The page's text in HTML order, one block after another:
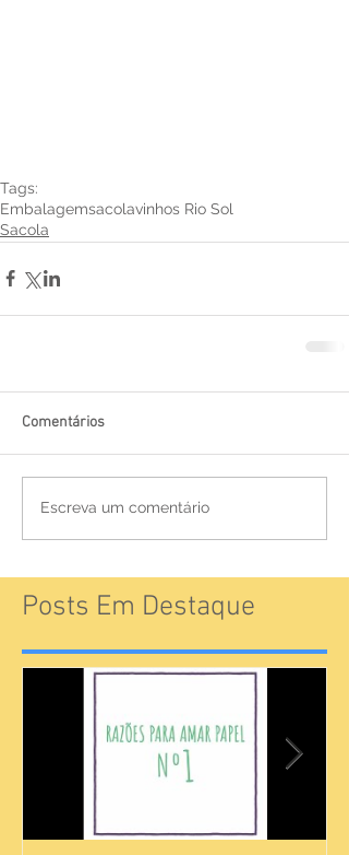
Tags:
Embalagemsacolavinhos Rio Sol
Sacola
Comentários
Escreva um comentário
Posts Em Destaque